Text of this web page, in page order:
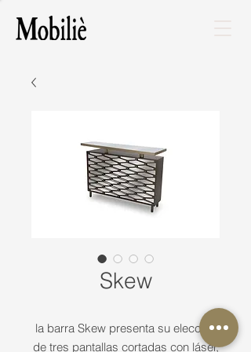
Skew
la barra Skew presenta su elección
de tres pantallas cortadas con láser,